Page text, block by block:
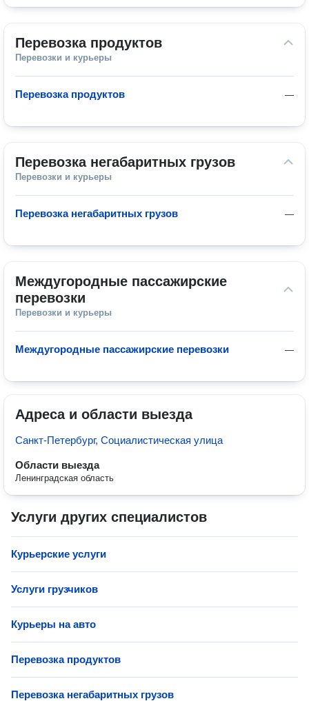
Перевозка продуктов
Перевозки и курьеры
—
Перевозка продуктов
Перевозка негабаритных грузов
Перевозки и курьеры
—
Перевозка негабаритных грузов
Междугородные пассажирские
перевозки
Перевозки и курьеры
—
Междугородные пассажирские перевозки
Адреса и области выезда
Санкт-Петербург, Социалистическая улица
Области выезда
Ленинградская область
Услуги других специалистов
Курьерские услуги
Услуги грузчиков
Курьеры на авто
Перевозка продуктов
Перевозка негабаритных грузов